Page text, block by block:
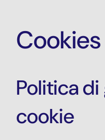
Cookies
Politica
cookie